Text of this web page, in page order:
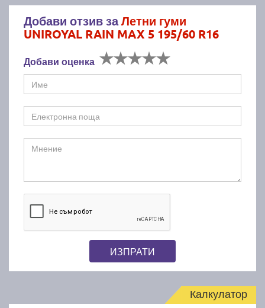
Добави отзив заЛетни гуми
UNIROYAL RAIN MAX 5 195/60 R16
Добави оценка
ИЗПРАТИ
Калкулатор